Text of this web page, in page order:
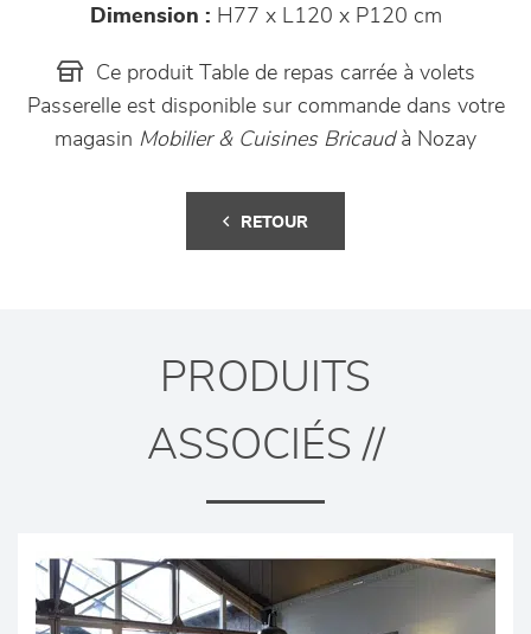
Dimension : H77 x L120 x P120 cm
Ce produit Table de repas carrée à volets
Passerelle est disponible sur commande dans votre
magasin Mobilier & Cuisines Bricaudà Nozay
RETOUR
PRODUITS
ASSOCIÉS //